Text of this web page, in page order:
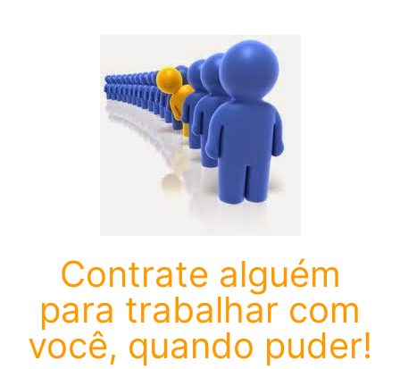
Contrate alguém
para trabalhar com
você, quando puder!